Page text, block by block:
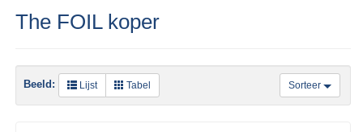
The FOIL koper
Sorteer
Beeld: Lijst Tabel